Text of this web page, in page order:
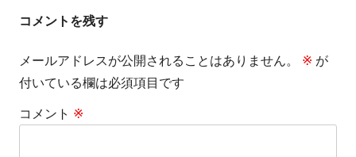
ビ
ゲ
ー
シ
コメントを残す
メールアドレスが公開されることはありません。 ※ が
付いている欄は必須項目です
コメント ※